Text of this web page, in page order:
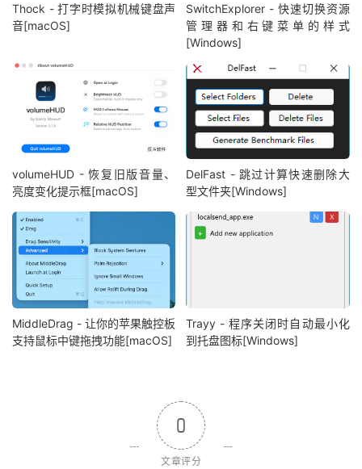
Thock - 打字时模拟机械键盘声
音[macOS]
SwitchExplorer - 快速切换资源
管理器和右键菜单的样式
[Windows]
volumeHUD - 恢复旧版音量、
亮度变化提示框[macOS]
DelFast - 跳过计算快速删除大
型文件夹[Windows]
MiddleDrag - 让你的苹果触控板
支持鼠标中键拖拽功能[macOS]
Trayy - 程序关闭时自动最小化
到托盘图标[Windows]
0
文章评分